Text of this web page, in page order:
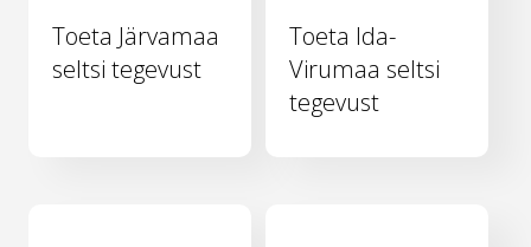
Toeta Järvamaa
seltsi tegevust
Toeta Ida-
Virumaa seltsi
tegevust